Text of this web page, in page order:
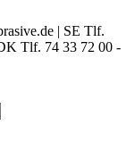
| SE Tlf.
Tlf. 74 33 72 00 -